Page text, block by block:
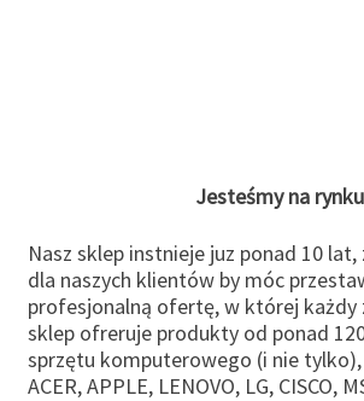
Jesteśmy na
Nasz sklep instnieje juz ponad 10
dla naszych klientów by móc
profesjonalną ofertę, w której każdy
sklep ofreruje produkty od ponad
sprzętu komputerowego (i nie
ACER, APPLE, LENOVO, LG, CISCO,